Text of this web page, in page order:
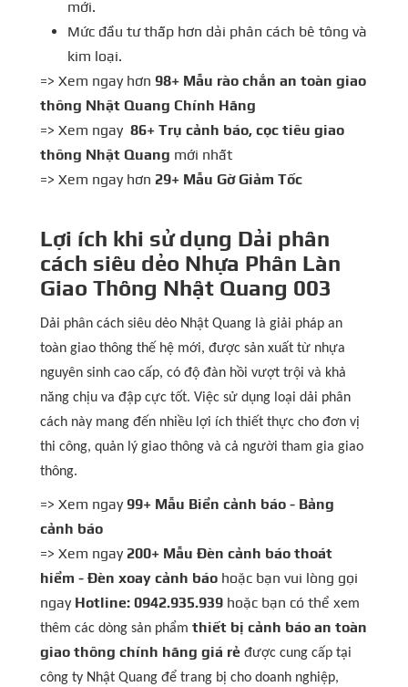
mới.
Mức đầu tư thấp hơn dải phân cách bê tông và
kim loại.
=> Xem ngay hơn 98+ Mẫu rào chắn an toàn giao
thông Nhật Quang Chính Hãng
=> Xem ngay 86+ Trụ cảnh báo, cọc tiêu giao
thông Nhật Quang mới nhất
=> Xem ngay hơn 29+ Mẫu Gờ Giảm Tốc
Lợi ích khi sử dụng Dải phân
cách siêu dẻo Nhựa Phân Làn
Giao Thông Nhật Quang 003
Dải phân cách siêu dẻo Nhật Quang là giải pháp an
toàn giao thông thế hệ mới, được sản xuất từ nhựa
nguyên sinh cao cấp, có độ đàn hồi vượt trội và khả
năng chịu va đập cực tốt. Việc sử dụng loại dải phân
cách này mang đến nhiều lợi ích thiết thực cho đơn vị
thi công, quản lý giao thông và cả người tham gia giao
thông.
=> Xem ngay 99+ Mẫu Biển cảnh báo - Bảng
cảnh báo
=> Xem ngay 200+ Mẫu Đèn cảnh báo thoát
hiểm - Đèn xoay cảnh báo ​ hoặc bạn vui lòng gọi
ngay Hotline: 0942.935.939 hoặc bạn có thể xem
thêm các dòng sản phẩm thiết bị cảnh báo an toàn
giao thông chính hãng giá rẻ được cung cấp tại
công ty Nhật Quang để trang bị cho doanh nghiệp,